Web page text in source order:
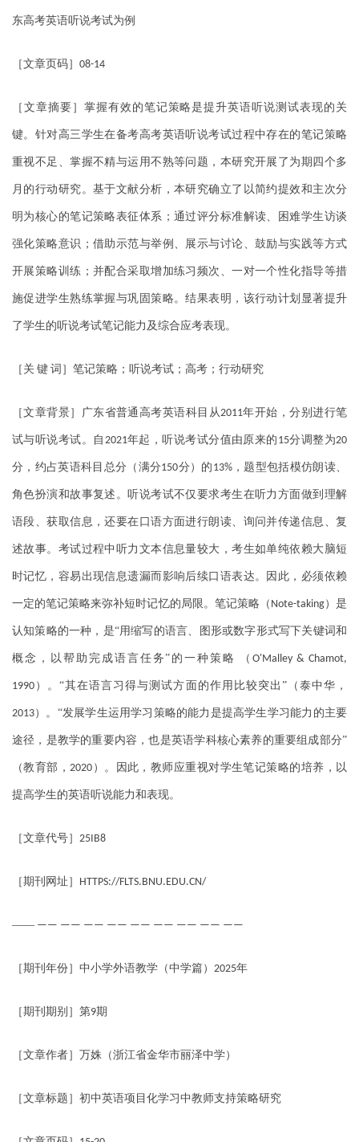
东高考英语听说考试为例
［文章页码］ 08-14
［文章摘要］掌握有效的笔记策略是提升英语听说测试表现的关
键。针对高三学生在备考高考英语听说考试过程中存在的笔记策略
重视不足、掌握不精与运用不熟等问题，本研究开展了为期四个多
月的行动研究。基于文献分析，本研究确立了以简约提效和主次分
明为核心的笔记策略表征体系；通过评分标准解读、困难学生访谈
强化策略意识；借助示范与举例、展示与讨论、鼓励与实践等方式
开展策略训练；并配合采取增加练习频次、一对一个性化指导等措
施促进学生熟练掌握与巩固策略。结果表明，该行动计划显著提升
了学生的听说考试笔记能力及综合应考表现。
［关 键 词］笔记策略；听说考试；高考；行动研究
［文章背景］广东省普通高考英语科目从2011年开始，分别进行笔
试与听说考试。自 2021年起，听说考试分值由原来的 15分调整为20
分，约占英语科目总分（满分150分）的 13%，题型包括模仿朗读、
角色扮演和故事复述。听说考试不仅要求考生在听力方面做到理解
语段、获取信息，还要在口语方面进行朗读、询问并传递信息、复
述故事。考试过程中听力文本信息量较大，考生如单纯依赖大脑短
时记忆，容易出现信息遗漏而影响后续口语表达。因此，必须依赖
一定的笔记策略来弥补短时记忆的局限。笔记策略（ Note-taking）是
认知策略的一种，是“用缩写的语言、图形或数字形式写下关键词和
概念，以帮助完成语言任务”的一种策略 （O'Malley & Chamot,
1990 ）。“其在语言习得与测试方面的作用比较突出”（泰中华，
2013）。“发展学生运用学习策略的能力是提高学生学习能力的主要
途径，是教学的重要内容，也是英语学科核心素养的重要组成部分”
（教育部， 2020 ）。因此，教师应重视对学生笔记策略的培养，以
提高学生的英语听说能力和表现。
［文章代号］ 25IB8
［期刊网址］ HTTPS://FLTS.BNU.EDU.CN/
—— —— —— —— —— —— —— —— —— ——
［期刊年份］中小学外语教学（中学篇） 2025年
［期刊期别］第9期
［文章作者］万姝（浙江省金华市丽泽中学）
［文章标题］初中英语项目化学习中教师支持策略研究